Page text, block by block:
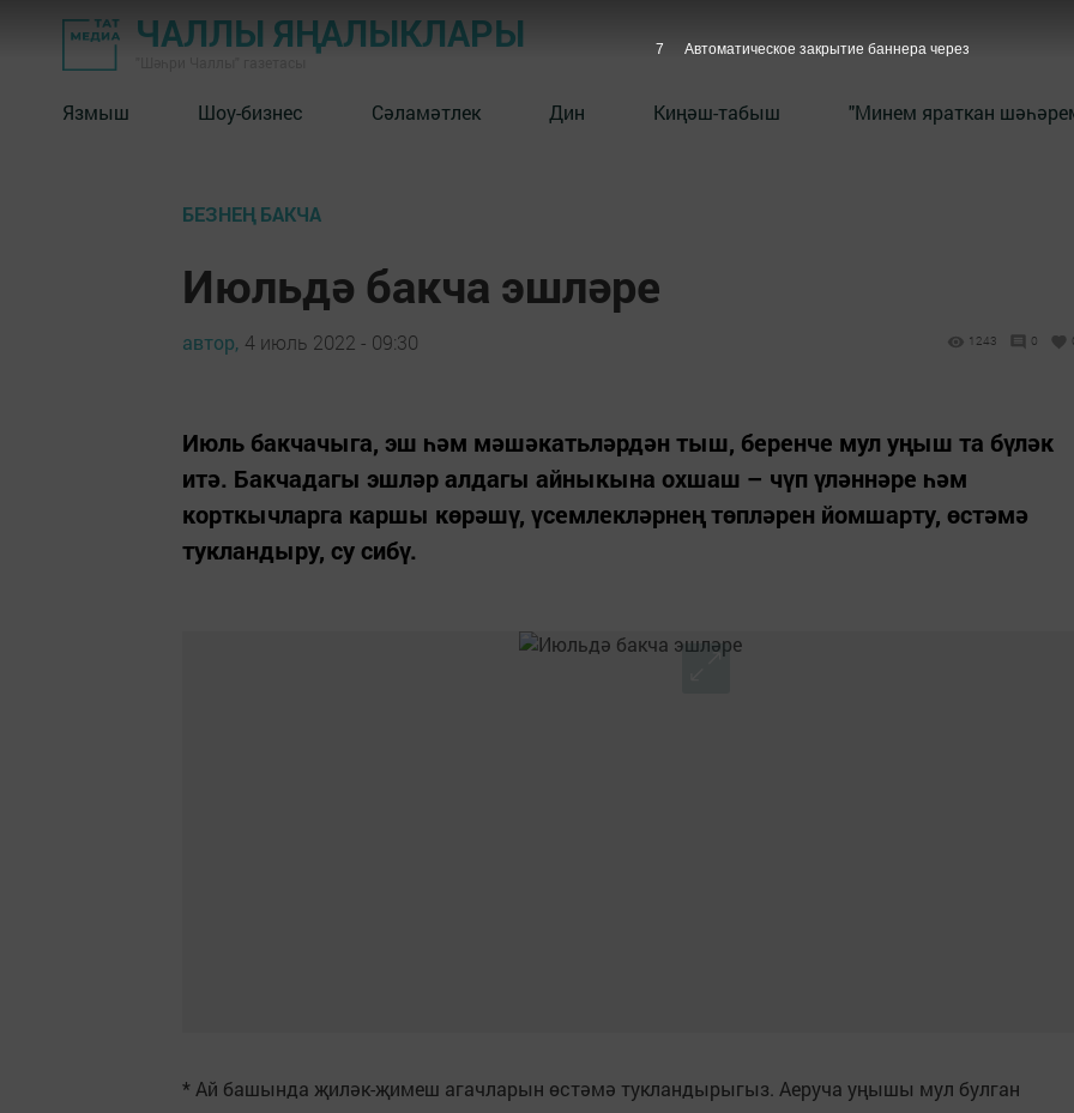
ЧАЛЛЫ ЯҢАЛЫКЛАРЫ
Язмыш Шоу-бизнес Сәламәтлек Дин Киңәш-табыш "Минем яраткан
БЕЗНЕҢ БАКЧА
Июльдә бакча эшләре
автор, 4 июль 2022 - 09:30 1243 0
Июль бакчачыга, эш һәм мәшәкатьләрдән тыш, беренче мул уңыш та бүләк
итә. Бакчадагы эшләр алдагы айныкына охшаш – чүп үләннәре һәм
корткычларга каршы көрәшү, үсемлекләрнең төпләрен йомшарту, өстәмә
тукландыру, су сибү.
* Ай башында җиләк-җимеш агачларын өстәмә тукландырыгыз. Аеруча уңышы мул булган
6 Автоматическое закрытие баннера через